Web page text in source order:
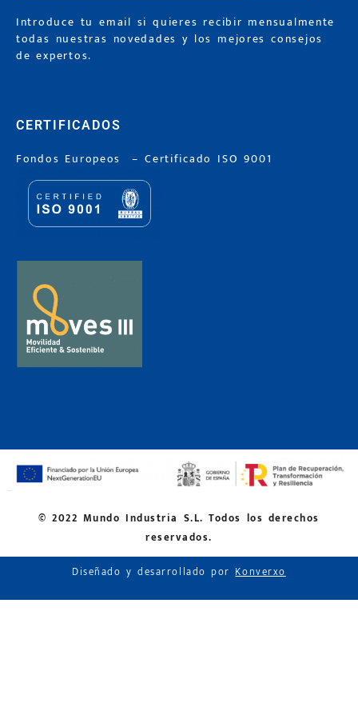
Introduce tu email si quieres recibir mensualmente
todas nuestras novedades y los mejores consejos
de expertos.
CERTIFICADOS
Fondos Europeos –Certificado ISO 9001
© 2022 Mundo Industria S.L. Todos los derechos
reservados.
Diseñado y desarrollado porKonverxo